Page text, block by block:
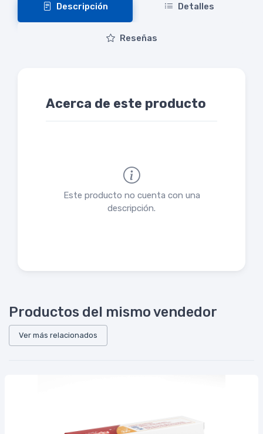
Descripción Detalles
Reseñas
Acerca de este producto
Este producto no cuenta con una
descripción.
Productos del mismo vendedor
Ver más relacionados